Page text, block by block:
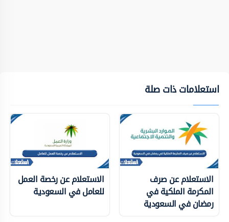
استعلامات ذات صلة
الاستعلام عن صرف
المكرمة الملكية في
رمضان في السعودية
الاستعلام عن رخصة العمل
للعامل في السعودية